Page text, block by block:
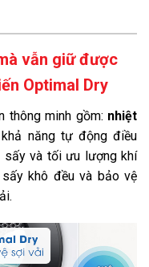
vẫn giữ được
Optimal Dry
thông minh gồm: nhiệt
năng tự động điều
sấy và tối ưu lượng khí
khô đều và bảo vệ